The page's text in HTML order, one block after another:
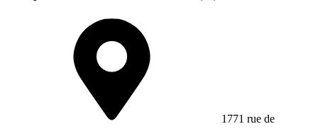
1771 rue de